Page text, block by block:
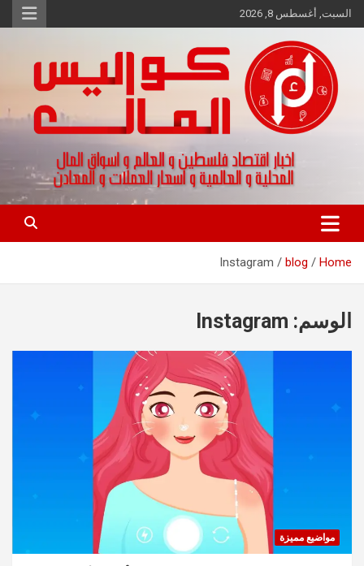
Skip
to
السبت, أغسطس 8, 2026
كواليس المال
اخبار اقتصاد فلسطين و العالم و تقارير اسواق المال و العملات
Home
blog
Instagram
الوسم: Instagram
مواضيع مميزة